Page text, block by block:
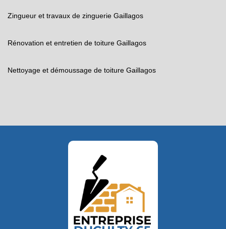
Zingueur et travaux de zinguerie Gaillagos
Rénovation et entretien de toiture Gaillagos
Nettoyage et démoussage de toiture Gaillagos